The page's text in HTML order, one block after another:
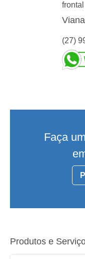
frontal
(27)
Faça
Produtos e